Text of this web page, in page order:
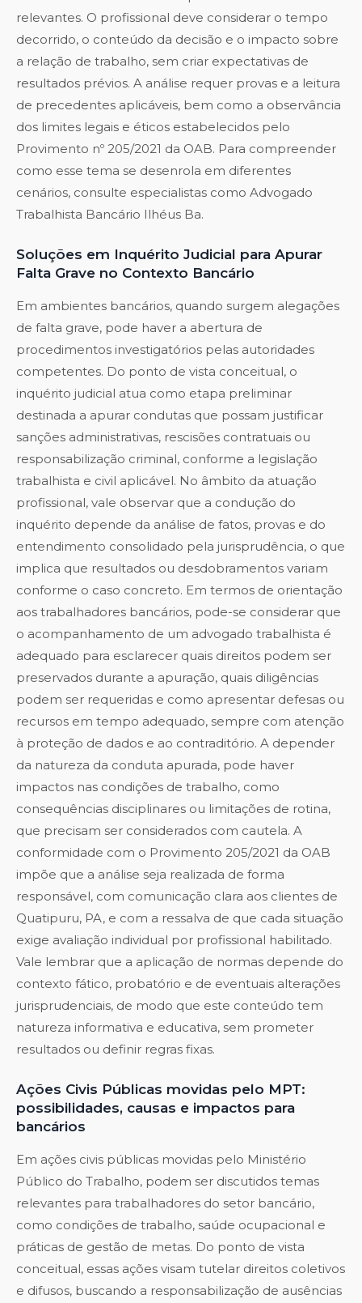
relevantes. O profissional deve considerar o tempo
decorrido, o conteúdo da decisão e o impacto sobre
a relação de trabalho, sem criar expectativas de
resultados prévios. A análise requer provas e a leitura
de precedentes aplicáveis, bem como a observância
dos limites legais e éticos estabelecidos pelo
Provimento nº 205/2021 da OAB. Para compreender
como esse tema se desenrola em diferentes
cenários, consulte especialistas como Advogado
Trabalhista Bancário Ilhéus Ba.
Soluções em Inquérito Judicial para Apurar
Falta Grave no Contexto Bancário
Em ambientes bancários, quando surgem alegações
de falta grave, pode haver a abertura de
procedimentos investigatórios pelas autoridades
competentes. Do ponto de vista conceitual, o
inquérito judicial atua como etapa preliminar
destinada a apurar condutas que possam justificar
sanções administrativas, rescisões contratuais ou
responsabilização criminal, conforme a legislação
trabalhista e civil aplicável. No âmbito da atuação
profissional, vale observar que a condução do
inquérito depende da análise de fatos, provas e do
entendimento consolidado pela jurisprudência, o que
implica que resultados ou desdobramentos variam
conforme o caso concreto. Em termos de orientação
aos trabalhadores bancários, pode-se considerar que
o acompanhamento de um advogado trabalhista é
adequado para esclarecer quais direitos podem ser
preservados durante a apuração, quais diligências
podem ser requeridas e como apresentar defesas ou
recursos em tempo adequado, sempre com atenção
à proteção de dados e ao contraditório. A depender
da natureza da conduta apurada, pode haver
impactos nas condições de trabalho, como
consequências disciplinares ou limitações de rotina,
que precisam ser considerados com cautela. A
conformidade com o Provimento 205/2021 da OAB
impõe que a análise seja realizada de forma
responsável, com comunicação clara aos clientes de
Quatipuru, PA, e com a ressalva de que cada situação
exige avaliação individual por profissional habilitado.
Vale lembrar que a aplicação de normas depende do
contexto fático, probatório e de eventuais alterações
jurisprudenciais, de modo que este conteúdo tem
natureza informativa e educativa, sem prometer
resultados ou definir regras fixas.
Ações Civis Públicas movidas pelo MPT:
possibilidades, causas e impactos para
bancários
Em ações civis públicas movidas pelo Ministério
Público do Trabalho, podem ser discutidos temas
relevantes para trabalhadores do setor bancário,
como condições de trabalho, saúde ocupacional e
práticas de gestão de metas. Do ponto de vista
conceitual, essas ações visam tutelar direitos coletivos
e difusos, buscando a responsabilização de ausências